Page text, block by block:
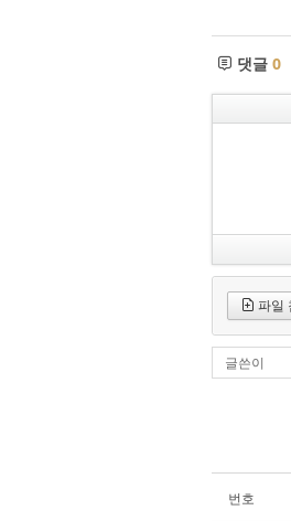
댓글 0
파일
글쓴이
번호